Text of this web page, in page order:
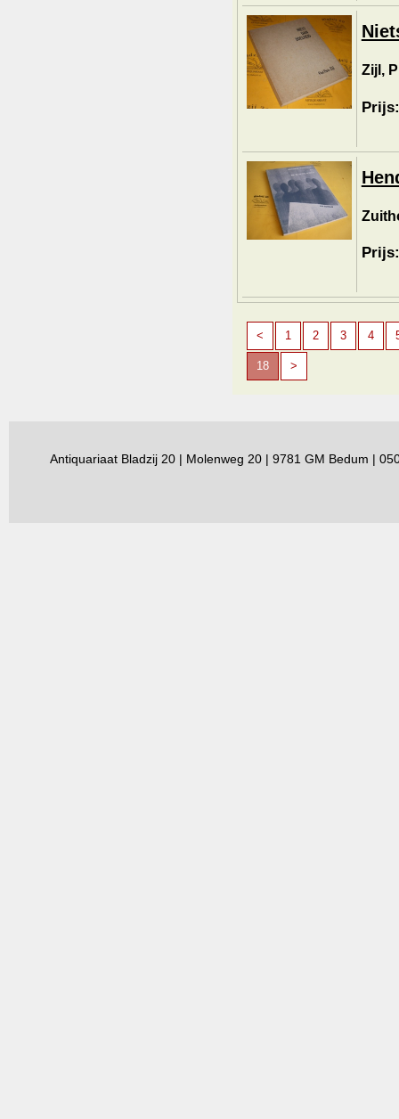
Zijl,
< 1 2 3 4
18 >
Antiquariaat Bladzij 20 | Molenweg 20 | 9781 GM Bedum |